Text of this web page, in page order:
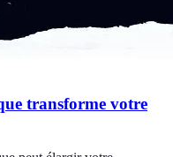
transforme votre